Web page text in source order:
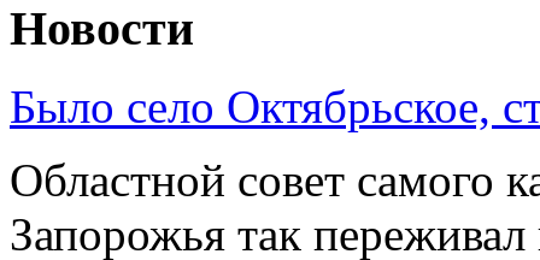
Новости
Было село Октябрьское,
Областной совет самого
Запорожья так